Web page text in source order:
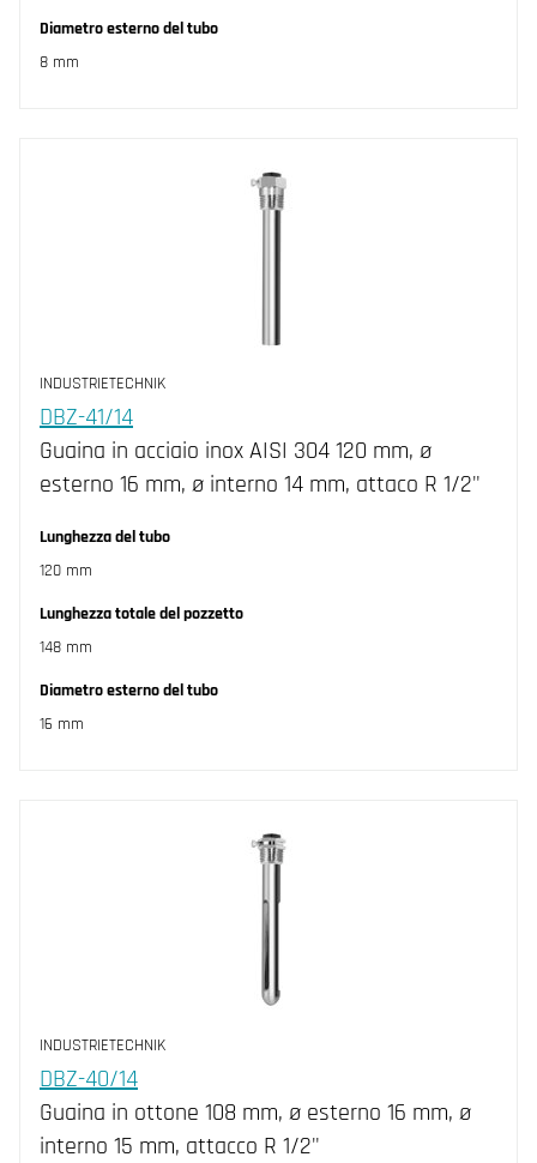
Diametro esterno del tubo
8 mm
INDUSTRIETECHNIK
DBZ-41/14
Guaina in acciaio inox AISI 304 120 mm, ø
esterno 16 mm, ø interno 14 mm, attaco R 1/2"
Lunghezza del tubo
120 mm
Lunghezza totale del pozzetto
148 mm
Diametro esterno del tubo
16 mm
INDUSTRIETECHNIK
DBZ-40/14
Guaina in ottone 108 mm, ø esterno 16 mm, ø
interno 15 mm, attacco R 1/2"